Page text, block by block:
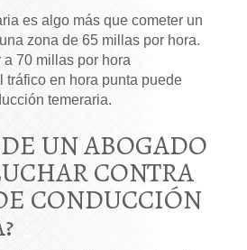
es algo más que cometer un
zona de 65 millas por hora.
70 millas por hora
tráfico en hora punta puede
temeraria.
UN ABOGADO
CONTRA
CONDUCCIÓN